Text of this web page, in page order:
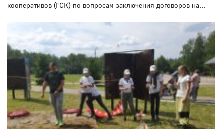
кооперативов (ГСК) по вопросам заключения договоров на...